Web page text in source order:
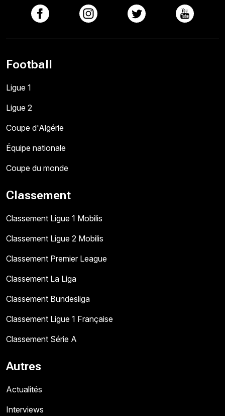
Football
Ligue 1
Ligue 2
Coupe d'Algérie
Équipe nationale
Coupe du monde
Classement
Classement Ligue 1 Mobilis
Classement Ligue 2 Mobilis
Classement Premier League
Classement La Liga
Classement Bundesliga
Classement Ligue 1 Française
Classement Série A
Autres
Actualités
Interviews